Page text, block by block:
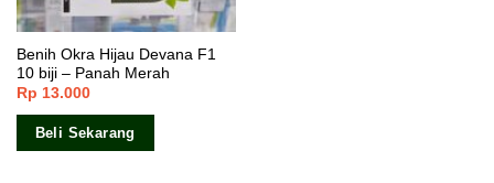
Benih Okra Hijau Devana F1
10 biji – Panah Merah
Rp 13.000
Beli Sekarang